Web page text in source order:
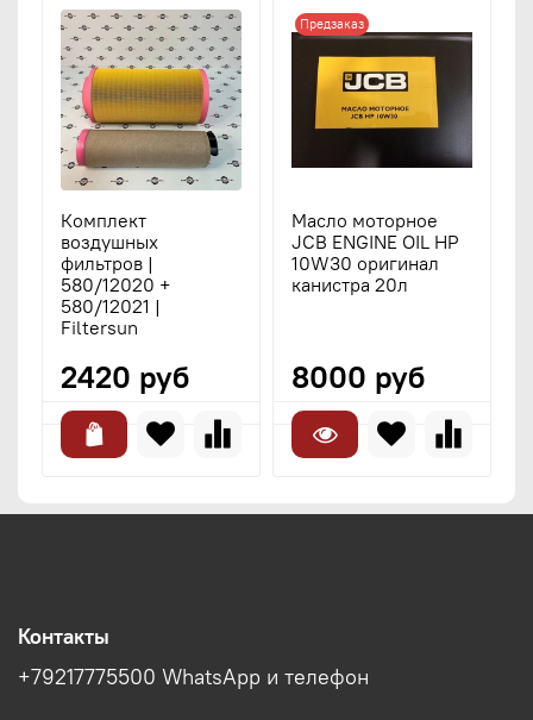
Комплект
воздушных
фильтров |
580/12020 +
580/12021 |
Filtersun
2420 руб
Предзаказ
Масло моторное
JCB ENGINE OIL HP
10W30 оригинал
канистра 20л
8000 руб
Контакты
+79217775500 WhatsApp и телефон